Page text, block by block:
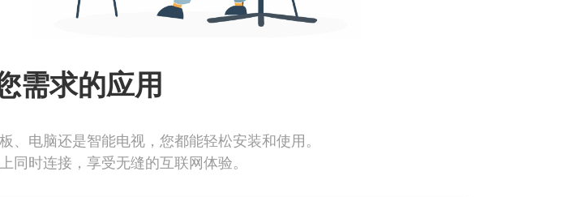
需求的应用
电脑还是智能电视，您都能轻松安装和使用。
时连接，享受无缝的互联网体验。